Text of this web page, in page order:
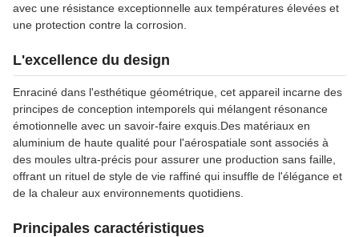
avec une résistance exceptionnelle aux températures élevées et
une protection contre la corrosion.
L'excellence du design
Enraciné dans l'esthétique géométrique, cet appareil incarne des
principes de conception intemporels qui mélangent résonance
émotionnelle avec un savoir-faire exquis.Des matériaux en
aluminium de haute qualité pour l'aérospatiale sont associés à
des moules ultra-précis pour assurer une production sans faille,
offrant un rituel de style de vie raffiné qui insuffle de l'élégance et
de la chaleur aux environnements quotidiens.
Principales caractéristiques